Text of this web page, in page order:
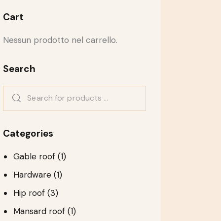
Cart
Nessun prodotto nel carrello.
Search
Categories
Gable roof (1)
Hardware (1)
Hip roof (3)
Mansard roof (1)